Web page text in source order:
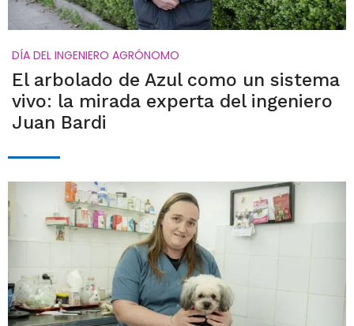
DÍA DEL INGENIERO AGRÓNOMO
El arbolado de Azul como un sistema
vivo: la mirada experta del ingeniero
Juan Bardi